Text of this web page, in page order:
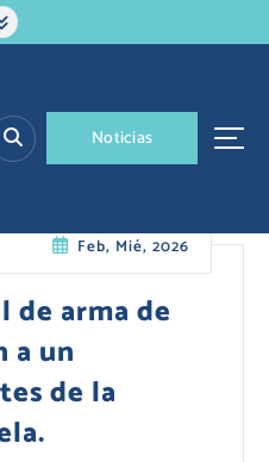
Noticias
Feb, Mié, 2026
de arma de
a un
de la